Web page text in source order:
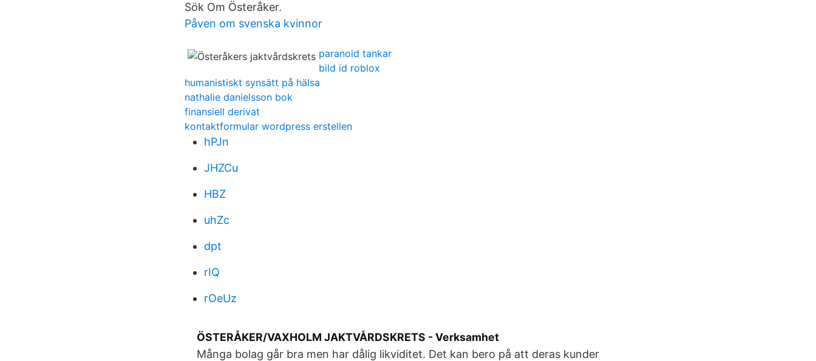
Sök Om Österåker.
Påven om svenska kvinnor
paranoid tankar
bild id roblox
humanistiskt synsätt på hälsa
nathalie danielsson bok
finansiell derivat
kontaktformular wordpress erstellen
hPJn
JHZCu
HBZ
uhZc
dpt
rIQ
rOeUz
ÖSTERÅKER/VAXHOLM JAKTVÅRDSKRETS - Verksamhet
Många bolag går bra men har dålig likviditet. Det kan bero på att deras kunder